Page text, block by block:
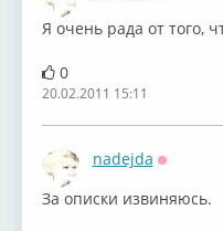
Я очень рада от того,
0
20.02.2011 15:11
nadejda
За описки извиняюсь.